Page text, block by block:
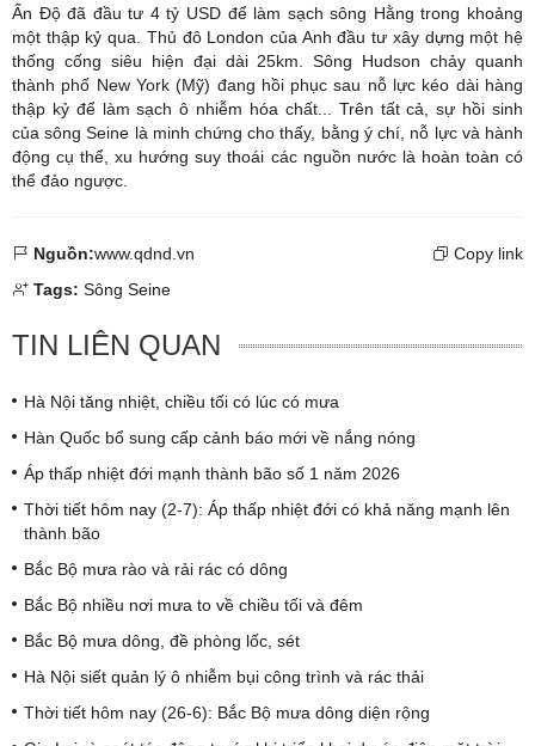
Ấn Độ đã đầu tư 4 tỷ USD để làm sạch sông Hằng trong khoảng
một thập kỷ qua. Thủ đô London của Anh đầu tư xây dựng một hệ
thống cống siêu hiện đại dài 25km. Sông Hudson chảy quanh
thành phố New York (Mỹ) đang hồi phục sau nỗ lực kéo dài hàng
thập kỷ để làm sạch ô nhiễm hóa chất... Trên tất cả, sự hồi sinh
của sông Seine là minh chứng cho thấy, bằng ý chí, nỗ lực và hành
động cụ thể, xu hướng suy thoái các nguồn nước là hoàn toàn có
thể đảo ngược.
Nguồn:www.qdnd.vn
Copy link
Tags: Sông Seine
TIN LIÊN QUAN
Hà Nội tăng nhiệt, chiều tối có lúc có mưa
Hàn Quốc bổ sung cấp cảnh báo mới về nắng nóng
Áp thấp nhiệt đới mạnh thành bão số 1 năm 2026
Thời tiết hôm nay (2-7): Áp thấp nhiệt đới có khả năng mạnh lên
thành bão ​
Bắc Bộ mưa rào và rải rác có dông
Bắc Bộ nhiều nơi mưa to về chiều tối và đêm
Bắc Bộ mưa dông, đề phòng lốc, sét
Hà Nội siết quản lý ô nhiễm bụi công trình và rác thải
Thời tiết hôm nay (26-6): Bắc Bộ mưa dông diện rộng